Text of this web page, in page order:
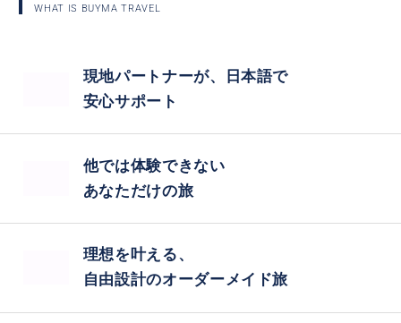
WHAT IS BUYMA TRAVEL
現地パートナーが、日本語で
安心サポート
他では体験できない
あなただけの旅
理想を叶える、
自由設計のオーダーメイド旅